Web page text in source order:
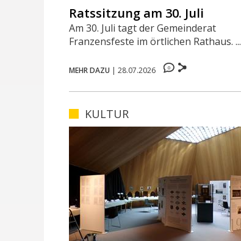
Ratssitzung am 30. Juli
Am 30. Juli tagt der Gemeinderat
Franzensfeste im örtlichen Rathaus. ...
MEHR DAZU |28.07.2026 0
KULTUR